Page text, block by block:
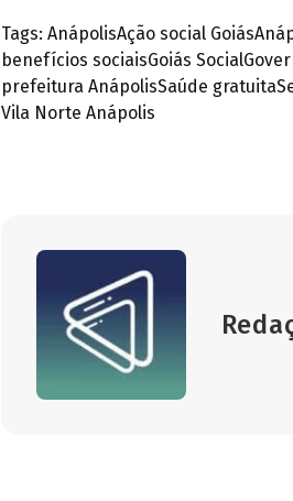
Tags: AnápolisAção social Goiás
benefícios sociaisGoiás Social
prefeitura AnápolisSaúde gratuita
Vila Norte Anápolis